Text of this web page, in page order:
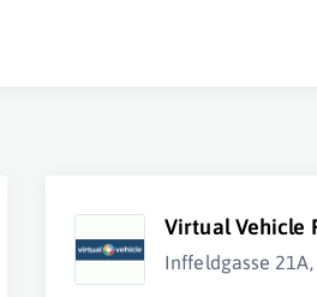
Virtual Vehicle
Inffeldgasse